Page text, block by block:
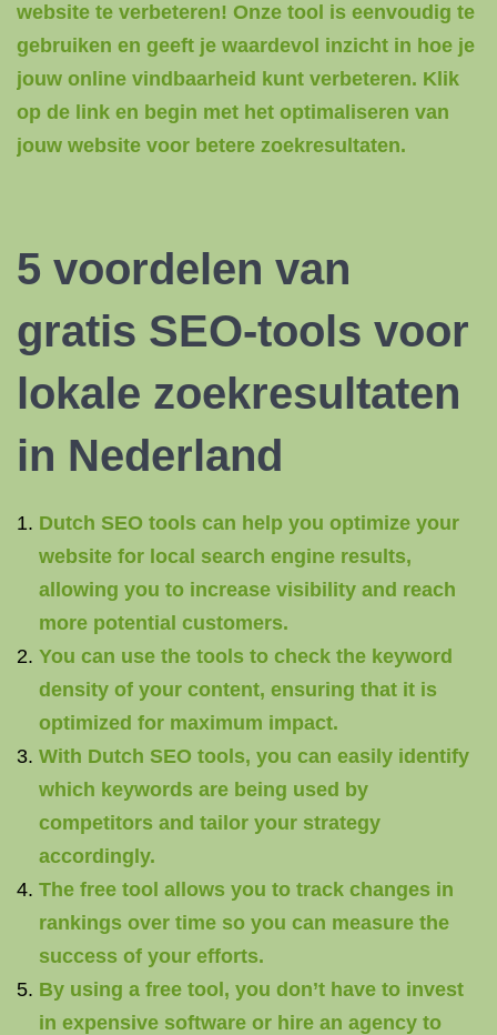
website te verbeteren! Onze tool is eenvoudig te
gebruiken en geeft je waardevol inzicht in hoe je
jouw online vindbaarheid kunt verbeteren. Klik
op de link en begin met het optimaliseren van
jouw website voor betere zoekresultaten.
5 voordelen van
gratis SEO-tools voor
lokale zoekresultaten
in Nederland
Dutch SEO tools can help you optimize your
website for local search engine results,
allowing you to increase visibility and reach
more potential customers.
You can use the tools to check the keyword
density of your content, ensuring that it is
optimized for maximum impact.
With Dutch SEO tools, you can easily identify
which keywords are being used by
competitors and tailor your strategy
accordingly.
The free tool allows you to track changes in
rankings over time so you can measure the
success of your efforts.
By using a free tool, you don’t have to invest
in expensive software or hire an agency to